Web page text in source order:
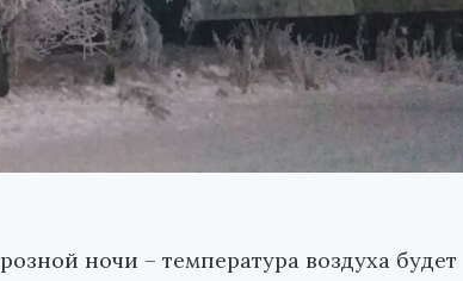
ночи – температура воздуха будет